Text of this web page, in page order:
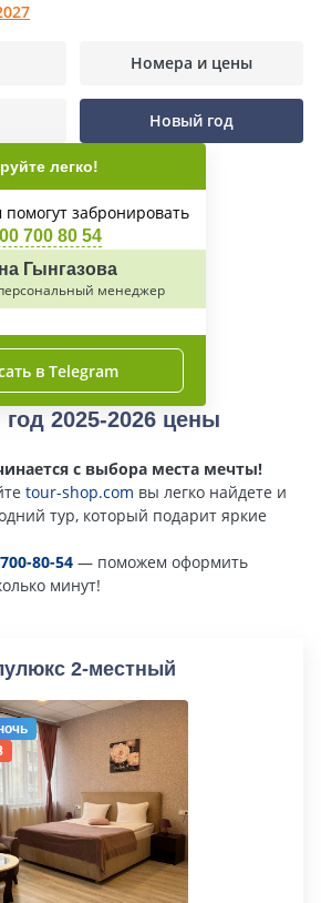
Номера и цены
Новый год
легко!
забронировать
700 80 54
Гынгазова
менеджер
в Telegram
2025-2026 цены
с выбора места мечты!
tour-shop.com вы легко найдете и
тур, который подарит яркие
80-54 — поможем оформить
минут!
2-местный